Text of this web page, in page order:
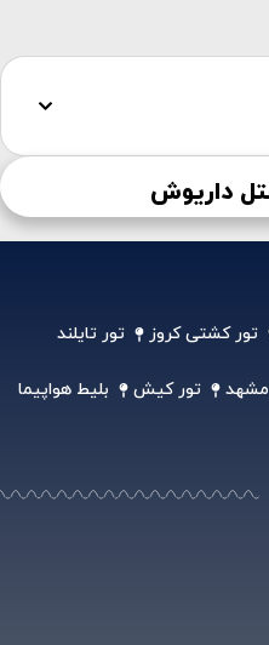
داریوش
تور کشتی کروز تور تایلند
مشهد تور کیش بلیط هواپیما